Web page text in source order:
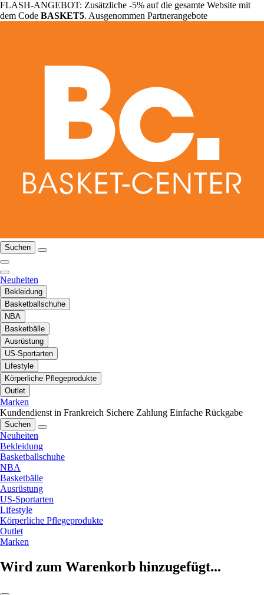
FLASH-ANGEBOT: Zusätzliche -5% auf die gesamte Website mit
dem Code BASKET5. Ausgenommen Partnerangebote
Suchen
Neuheiten
Bekleidung
Basketballschuhe
NBA
Basketbälle
Ausrüstung
US-Sportarten
Lifestyle
Körperliche Pflegeprodukte
Outlet
Marken
Kundendienst in Frankreich Sichere Zahlung Einfache Rückgabe
Suchen
Neuheiten
Bekleidung
Basketballschuhe
NBA
Basketbälle
Ausrüstung
US-Sportarten
Lifestyle
Körperliche Pflegeprodukte
Outlet
Marken
Wird zum Warenkorb hinzugefügt...